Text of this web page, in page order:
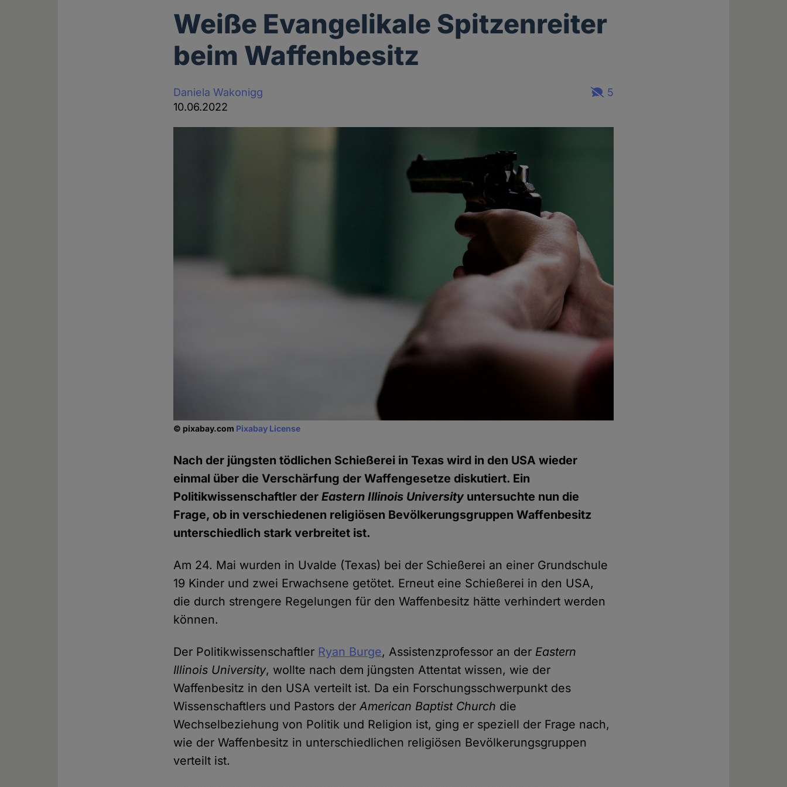
Weiße Evangelikale Spitzenreiter
beim Waffenbesitz
Daniela Wakonigg
10.06.2022
5
© pixabay.com Pixabay License
Nach der jüngsten tödlichen Schießerei in Texas wird in den USA wieder
einmal über die Verschärfung der Waffengesetze diskutiert. Ein
Politikwissenschaftler derEastern Illinois Universityuntersuchte nun die
Frage, ob in verschiedenen religiösen Bevölkerungsgruppen Waffenbesitz
unterschiedlich stark verbreitet ist.
Am 24. Mai wurden in Uvalde (Texas) bei der Schießerei an einer Grundschule
19 Kinder und zwei Erwachsene getötet. Erneut eine Schießerei in den USA,
die durch strengere Regelungen für den Waffenbesitz hätte verhindert werden
können.
Der Politikwissenschaftler Ryan Burge, Assistenzprofessor an der Eastern
Illinois University, wollte nach dem jüngsten Attentat wissen, wie der
Waffenbesitz in den USA verteilt ist. Da ein Forschungsschwerpunkt des
Wissenschaftlers und Pastors derAmerican Baptist Church die
Wechselbeziehung von Politik und Religion ist, ging er speziell der Frage nach,
wie der Waffenbesitz in unterschiedlichen religiösen Bevölkerungsgruppen
verteilt ist.